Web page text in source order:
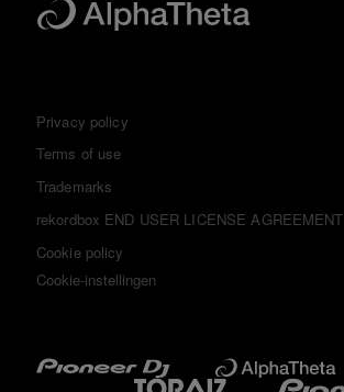
Privacy policy
Terms of use
Trademarks
rekordbox END USER LICENSE AGREEMENT
Cookie policy
Cookie-instellingen